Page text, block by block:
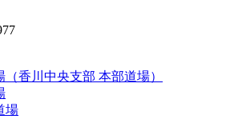
（香川中央支部 本部道場）
場